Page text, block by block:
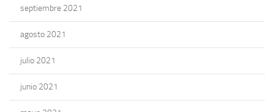
septiembre 2021
agosto 2021
julio 2021
junio 2021